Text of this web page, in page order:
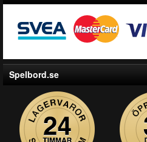
Spelbord.se